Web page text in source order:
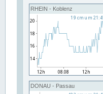
RHEIN - Koblenz
DONAU - Passau